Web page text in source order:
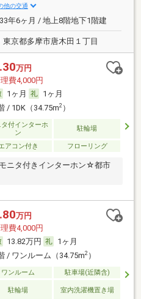
他の交通
年6ヶ月 / 地上8階地下1階建
東京都多摩市唐木田１丁目
万円
費4,000円
1ヶ月
1ヶ月
/ 1DK（34.75m2）
タ付インターホ
ン
駐輪場
アコン付き フローリング
ニタ付きインターホン☆都市
万円
費4,000円
13.82万円
1ヶ月
/ ワンルーム（34.75m2）
ワンルーム
駐車場(近隣含)
駐輪場 室内洗濯機置き場